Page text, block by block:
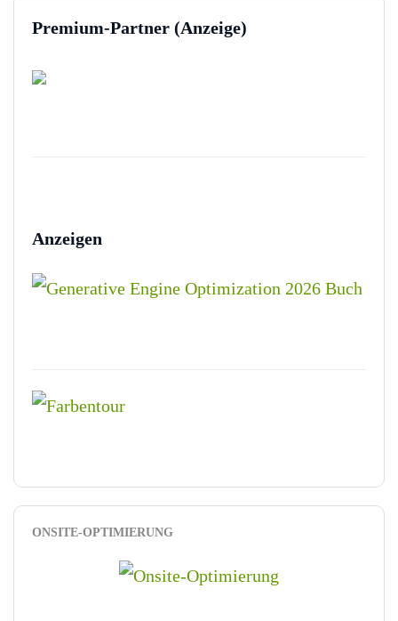
Premium-Partner (Anzeige)
Anzeigen
ONSITE-OPTIMIERUNG